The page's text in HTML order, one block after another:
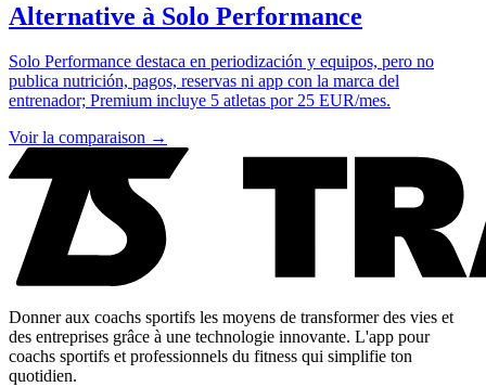
Alternative à Solo Performance
Solo Performance destaca en periodización y equipos, pero no
publica nutrición, pagos, reservas ni app con la marca del
entrenador; Premium incluye 5 atletas por 25 EUR/mes.
Voir la comparaison →
Donner aux coachs sportifs les moyens de transformer des vies et
des entreprises grâce à une technologie innovante. L'app pour
coachs sportifs et professionnels du fitness qui simplifie ton
quotidien.